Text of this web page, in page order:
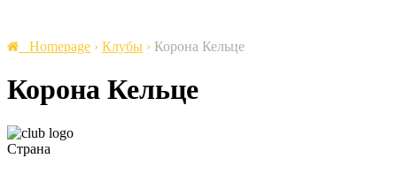
Homepage › Клубы › Корона Кельце
Корона Кельце
Страна